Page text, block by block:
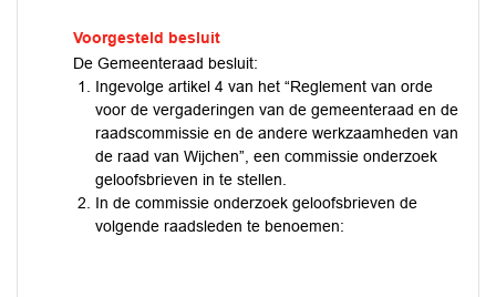
Voorgesteld besluit
De Gemeenteraad besluit:
Ingevolge artikel 4 van het “Reglement van orde
voor de vergaderingen van de gemeenteraad en de
raadscommissie en de andere werkzaamheden van
de raad van Wijchen”, een commissie onderzoek
geloofsbrieven in te stellen.
In de commissie onderzoek geloofsbrieven de
volgende raadsleden te benoemen: